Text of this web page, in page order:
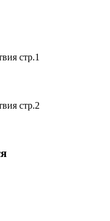
стр.1
стр.2